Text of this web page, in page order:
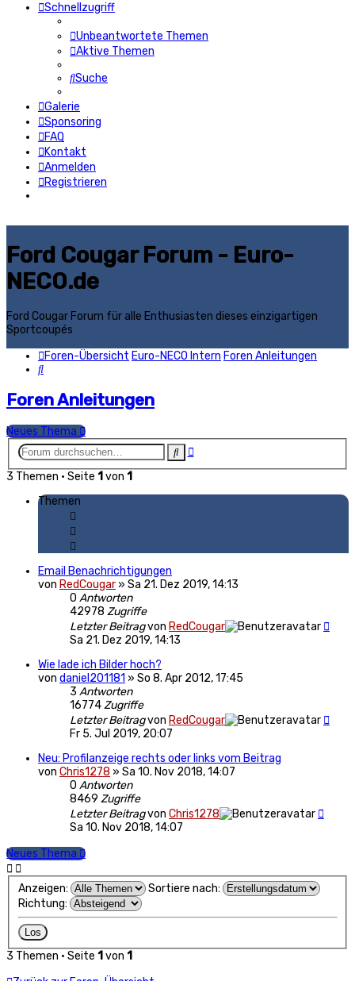
Schnellzugriff
Unbeantwortete Themen
Aktive Themen
Suche
Galerie
Sponsoring
FAQ
Kontakt
Anmelden
Registrieren
Ford Cougar Forum - Euro-
NECO.de
Ford Cougar Forum für alle Enthusiasten dieses einzigartigen
Sportcoupés
Foren-Übersicht Euro-NECO Intern Foren Anleitungen
Suche
Foren Anleitungen
Neues Thema
SucheErweiterte
3 Themen • Seite 1von 1
Themen
Email Benachrichtigungen
von RedCougar » Sa 21. Dez 2019, 14:13
0 Antworten
42978 Zugriffe
Letzter Beitragvon RedCougar
Sa 21. Dez 2019, 14:13
Wie lade ich Bilder hoch?
von daniel201181 » So 8. Apr 2012, 17:45
3 Antworten
16774Zugriffe
Letzter Beitragvon RedCougar
Fr 5. Jul 2019, 20:07
Neu: Profilanzeige rechts oder links vom Beitrag
von Chris1278 » Sa 10. Nov 2018, 14:07
0 Antworten
8469 Zugriffe
Letzter Beitragvon Chris1278
Sa 10. Nov 2018, 14:07
Neues Thema
Anzeigen:
Sortiere nach:
Richtung:
3 Themen • Seite 1von 1